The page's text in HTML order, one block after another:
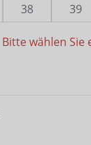
38 39
Bitte wählen Sie